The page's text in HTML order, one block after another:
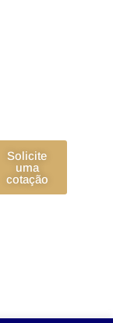
Solicite
uma
cotação